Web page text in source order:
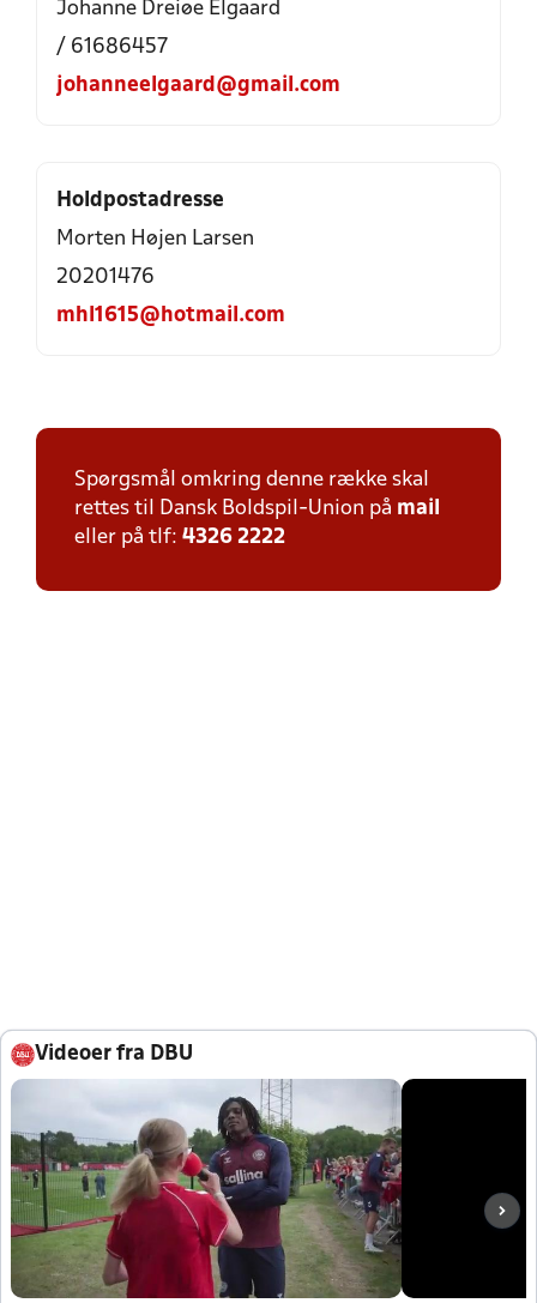
Johanne Dreiøe Elgaard
/ 61686457
johanneelgaard@gmail.com
Holdpostadresse
Morten Højen Larsen
20201476
mhl1615@hotmail.com
Spørgsmål omkring denne række skal
rettes til Dansk Boldspil-Union på mail
eller på tlf: 4326 2222
Videoer fra DBU